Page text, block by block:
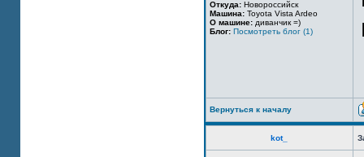
Откуда: Новороссийск
Машина: Toyota Vista Ardeo
О машине: диванчик =)
Блог: Посмотреть блог (1)
Вернуться к началу
kot_